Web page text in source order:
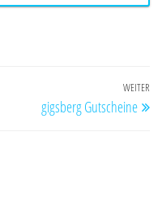
WEITER
gigsberg Gutscheine